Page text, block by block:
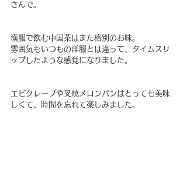
さんで。
漢服で飲む中国茶はまた格別のお味。
雰囲気もいつもの洋服とは違って、タイムスリ
ップしたような感覚になりました。
エビクレープや叉焼メロンパンはとっても美味
しくて、時間を忘れて楽しみました。